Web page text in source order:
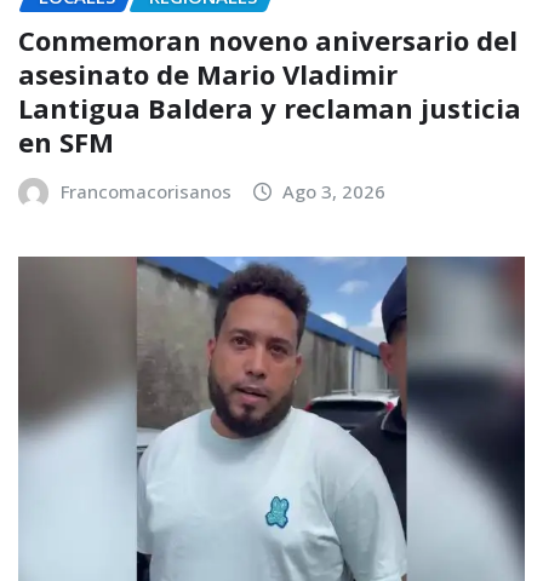
Conmemoran noveno aniversario del
asesinato de Mario Vladimir
Lantigua Baldera y reclaman justicia
en SFM
Francomacorisanos Ago 3, 2026